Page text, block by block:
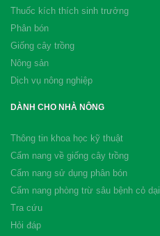
Thuốc kích thích sinh trưởng
Phân bón
Giống cây trồng
Nông sản
Dịch vụ nông nghiệp
DÀNH CHO NHÀ NÔNG
Thông tin khoa học kỹ thuật
Cẩm nang về giống cây trồng
Cẩm nang sử dụng phân bón
Cẩm nang phòng trừ sâu bệnh cỏ dại
Tra cứu
Hỏi đáp